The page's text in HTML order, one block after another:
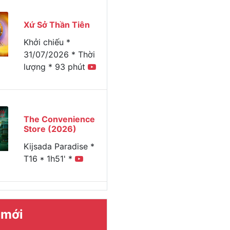
Xứ Sở Thần Tiên
Khởi chiếu *
31/07/2026 * Thời
lượng * 93 phút
The Convenience
Store (2026)
Kijsada Paradise *
T16 * 1h51' *